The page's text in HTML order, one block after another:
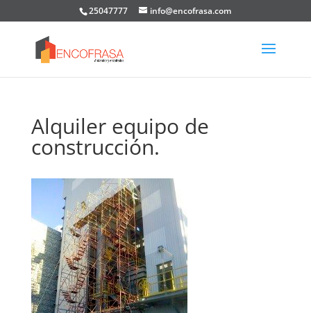
25047777 info@encofrasa.com
Alquiler equipo de
construcción.